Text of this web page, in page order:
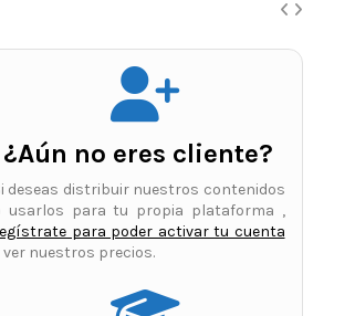
¿Aún no eres cliente?
deseas distribuir nuestros contenidos
usarlos para tu propia plataforma ,
para poder activar tu cuenta
ver nuestros precios.